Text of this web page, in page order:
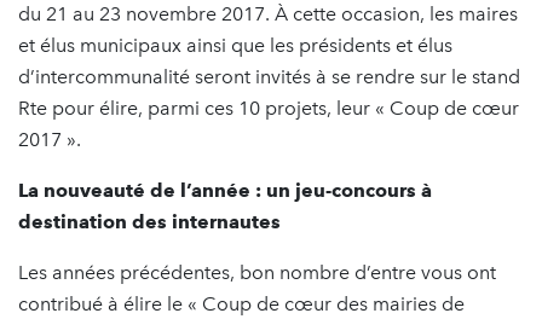
du 21 au 23 novembre 2017. À cette occasion, les maires
et élus municipaux ainsi que les présidents et élus
d’intercommunalité seront invités à se rendre sur le stand
Rte pour élire, parmi ces 10 projets, leur « Coup de cœur
2017 ».
La nouveauté de l’année : un jeu-concours à
destination des internautes
Les années précédentes, bon nombre d’entre vous ont
contribué à élire le « Coup de cœur des mairies de